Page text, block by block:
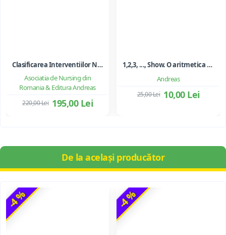
Asociatia de Nursing din
Romania & Editura Andreas
Clasificarea Interventiilor Nursing (NIC)
195,00 Lei
220,00 Lei
Andreas
1,2,3, ..., Show. O aritmetica emotionala, o poezie a matematicii - Ioan Dancila
10,00 Lei
25,00 Lei
De la același producător
-4 % -4 %